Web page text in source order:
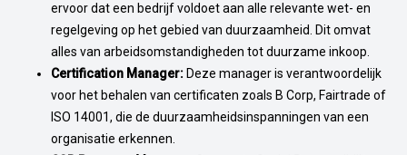
ervoor dat een bedrijf voldoet aan alle relevante wet- en
regelgeving op het gebied van duurzaamheid. Dit omvat
alles van arbeidsomstandigheden tot duurzame inkoop.
Certification Manager: Deze manager is verantwoordelijk
voor het behalen van certificaten zoals B Corp, Fairtrade of
ISO 14001, die de duurzaamheidsinspanningen van een
organisatie erkennen.